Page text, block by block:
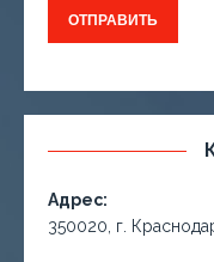
Адрес:
350020, г.